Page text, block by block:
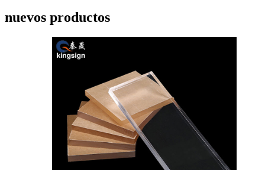
nuevos productos